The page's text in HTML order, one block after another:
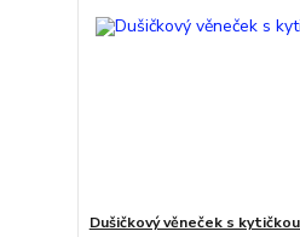
Dušičkový věneček s